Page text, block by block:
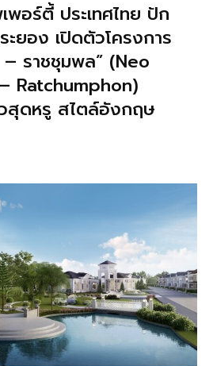
พอร์ตี้ ประเทศไทย ปัก
ะยอง เปิดตัวโครงการ
– ราชชุมพล” (Neo
Ratchumphon)
สุดหรู สไตล์อังกฤษ